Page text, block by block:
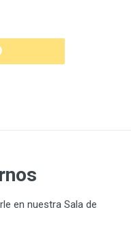
en nuestra Sala de